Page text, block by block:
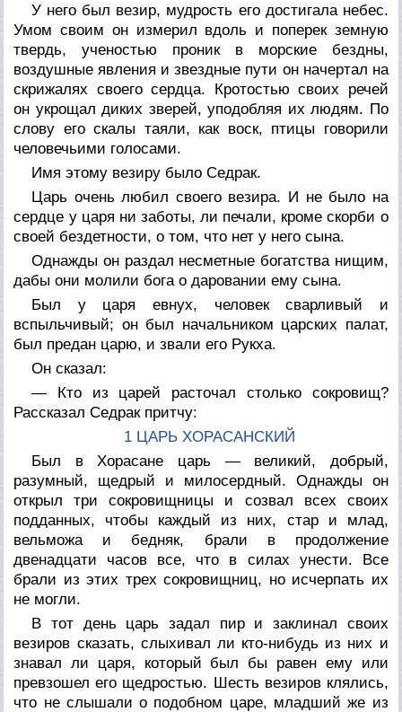
У него был везир, мудрость его достигала небес.
Умом своим он измерил вдоль и поперек земную
твердь, ученостью проник в морские бездны,
воздушные явления и звездные пути он начертал на
скрижалях своего сердца. Кротостью своих речей
он укрощал диких зверей, уподобляя их людям. По
слову его скалы таяли, как воск, птицы говорили
человечьими голосами.
Имя этому везиру было Седрак.
Царь очень любил своего везира. И не было на
сердце у царя ни заботы, ли печали, кроме скорби о
своей бездетности, о том, что нет у него сына.
Однажды он раздал несметные богатства нищим,
дабы они молили бога о даровании ему сына.
Был у царя евнух, человек сварливый и
вспыльчивый; он был начальником царских палат,
был предан царю, и звали его Рукха.
Он сказал:
— Кто из царей расточал столько сокровищ?
Рассказал Седрак притчу:
1 ЦАРЬ XOPAСАНСКИЙ
Был в Хорасане царь — великий, добрый,
разумный, щедрый и милосердный. Однажды он
открыл три сокровищницы и созвал всех своих
подданных, чтобы каждый из них, стар и млад,
вельможа и бедняк, брали в продолжение
двенадцати часов все, что в силах унести. Все
брали из этих трех сокровищниц, но исчерпать их
не могли.
В тот день царь задал пир и заклинал своих
везиров сказать, слыхивал ли кто-нибудь из них и
знавал ли царя, который был бы равен ему или
превзошел его щедростью. Шесть везиров клялись,
что не слышали о подобном царе, младший же из